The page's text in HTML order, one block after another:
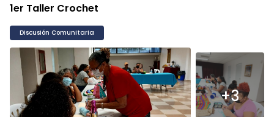
1er Taller Crochet
Discusión Comunitaria
+3